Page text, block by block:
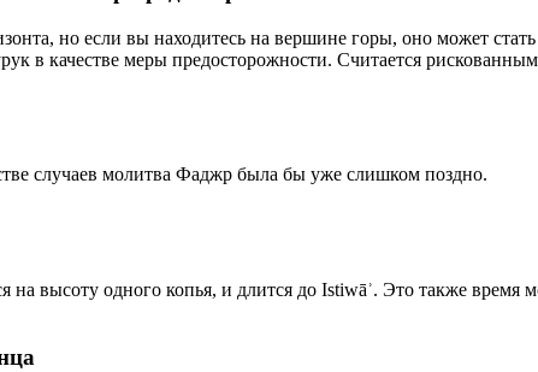
но если вы находитесь на вершине горы, оно может
в качестве меры предосторожности. Считается
случаев молитва Фаджр была бы уже слишком поздно.
на высоту одного копья, и длится до Istiwāʾ. Это также время